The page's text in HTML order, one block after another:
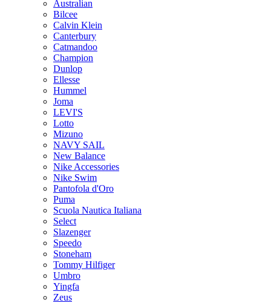
Australian
Bilcee
Calvin Klein
Canterbury
Catmandoo
Champion
Dunlop
Ellesse
Hummel
Joma
LEVI'S
Lotto
Mizuno
NAVY SAIL
New Balance
Nike Accessories
Nike Swim
Pantofola d'Oro
Puma
Scuola Nautica Italiana
Select
Slazenger
Speedo
Stoneham
Tommy Hilfiger
Umbro
Yingfa
Zeus